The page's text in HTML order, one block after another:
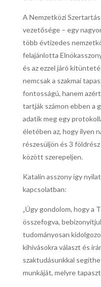
A Nemzetközi
vezetősége – egy
több évtizedes
felajánlotta
és az ezzel járó
nemcsak a szakmai
fontosságú, hanem
tartják számon ebben a
adatik meg egy
életében az, hogy ilyen
részesüljön és 3
között szerepeljen.
Katalin asszony így
kapcsolatban:
„Úgy gondolom, hogy a
összefogva,
tudományosan
kihívásokra választ és
szaktudásunkkal
munkáját, melyre